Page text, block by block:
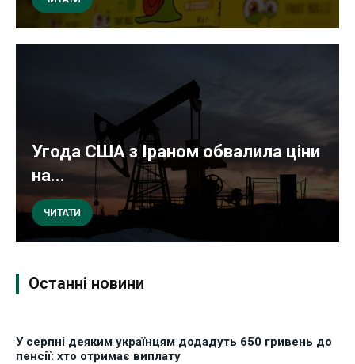
Угода США з Іраном обвалила ціни
на...
ЧИТАТИ
Останні новини
У серпні деяким українцям додадуть 650 гривень до
пенсії: хто отримає виплату